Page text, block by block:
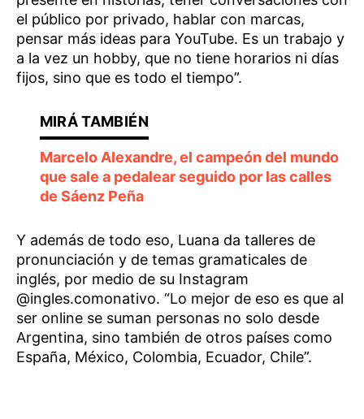
el público por privado, hablar con marcas,
pensar más ideas para YouTube. Es un trabajo y
a la vez un hobby, que no tiene horarios ni días
fijos, sino que es todo el tiempo”.
Marcelo Alexandre, el campeón del mundo
que sale a pedalear seguido por las calles
de Sáenz Peña
Y además de todo eso, Luana da talleres de
pronunciación y de temas gramaticales de
inglés, por medio de su Instagram
@ingles.comonativo. “Lo mejor de eso es que al
ser online se suman personas no solo desde
Argentina, sino también de otros países como
España, México, Colombia, Ecuador, Chile”.